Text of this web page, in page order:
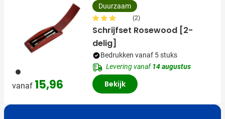
011
vanaf 15,96
Duurzaam
(2)
Schrijfset Rosewood [2-
delig]
Bedrukken vanaf 5 stuks
Levering vanaf14 augustus
Bekijk